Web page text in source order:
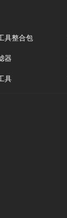
具整合包
器
具